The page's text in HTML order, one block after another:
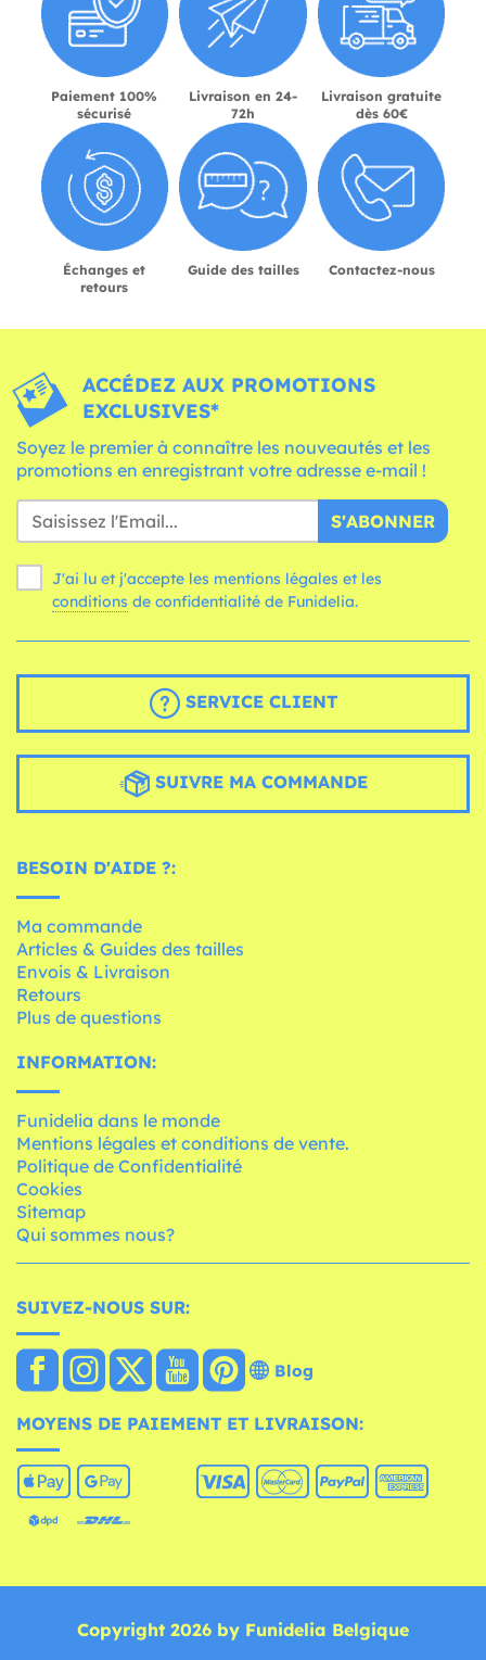
Paiement 100%
sécurisé
Livraison en 24-
72h
Livraison gratuite
dès 60€
Échanges et
retours
Guide des tailles Contactez-nous
ACCÉDEZ AUX PROMOTIONS
EXCLUSIVES*
Soyez le premier à connaître les nouveautés et les
promotions en enregistrant votre adresse e-mail !
S'ABONNER
J'ai lu et j'accepte les mentions légales et les
conditions de confidentialité de Funidelia.
SERVICE CLIENT
SUIVRE MA COMMANDE
BESOIN D'AIDE ?:
Ma commande
Articles & Guides des tailles
Envois & Livraison
Retours
Plus de questions
INFORMATION:
Funidelia dans le monde
Mentions légales et conditions de vente.
Politique de Confidentialité
Cookies
Sitemap
Qui sommes nous?
SUIVEZ-NOUS SUR:
Blog
MOYENS DE PAIEMENT ET LIVRAISON:
Copyright 2026 by Funidelia Belgique